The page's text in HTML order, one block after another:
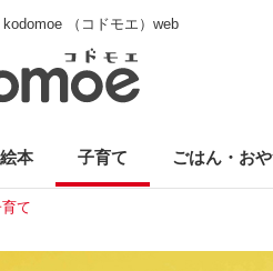
（コドモエ）web
絵本 子育て ごはん・お
て